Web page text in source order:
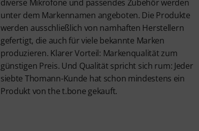
diverse Mikrofone und passendes Zubehör werden
unter dem Markennamen angeboten. Die Produkte
werden ausschließlich von namhaften Herstellern
gefertigt, die auch für viele bekannte Marken
produzieren. Klarer Vorteil: Markenqualität zum
günstigen Preis. Und Qualität spricht sich rum: Jeder
siebte Thomann-Kunde hat schon mindestens ein
Produkt von the t.bone gekauft.